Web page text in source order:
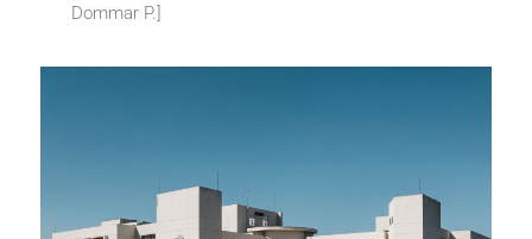
Dommar P.]